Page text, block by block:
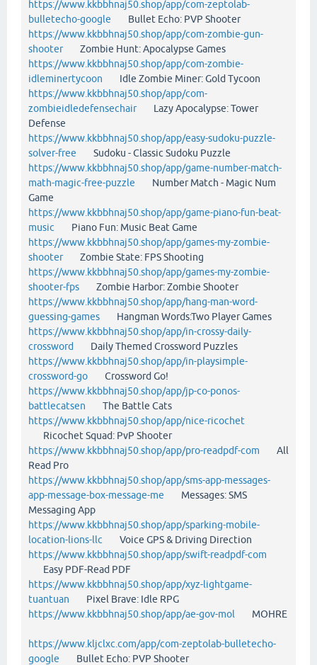
https://www.kkbbhnaj50.shop/app/com-zeptolab-
bulletecho-google Bullet Echo: PVP Shooter
https://www.kkbbhnaj50.shop/app/com-zombie-gun-
shooterZombie Hunt: Apocalypse Games
https://www.kkbbhnaj50.shop/app/com-zombie-
idleminertycoon Idle Zombie Miner: Gold Tycoon
https://www.kkbbhnaj50.shop/app/com-
zombieidledefensechairLazy Apocalypse: Tower
Defense
https://www.kkbbhnaj50.shop/app/easy-sudoku-puzzle-
solver-free Sudoku - Classic Sudoku Puzzle
https://www.kkbbhnaj50.shop/app/game-number-match-
math-magic-free-puzzle Number Match - Magic Num
Game
https://www.kkbbhnaj50.shop/app/game-piano-fun-beat-
music Piano Fun: Music Beat Game
https://www.kkbbhnaj50.shop/app/games-my-zombie-
shooterZombie State: FPS Shooting
https://www.kkbbhnaj50.shop/app/games-my-zombie-
shooter-fps Zombie Harbor: Zombie Shooter
https://www.kkbbhnaj50.shop/app/hang-man-word-
guessing-games Hangman Words:Two Player Games
https://www.kkbbhnaj50.shop/app/in-crossy-daily-
crossword
Daily Themed Crossword Puzzles
https://www.kkbbhnaj50.shop/app/in-playsimple-
crossword-go Crossword Go!
https://www.kkbbhnaj50.shop/app/jp-co-ponos-
battlecatsen The Battle Cats
https://www.kkbbhnaj50.shop/app/nice-ricochet
Ricochet Squad: PvP Shooter
https://www.kkbbhnaj50.shop/app/pro-readpdf-com All
Read Pro
https://www.kkbbhnaj50.shop/app/sms-app-messages-
app-message-box-message-me Messages: SMS
Messaging App
https://www.kkbbhnaj50.shop/app/sparking-mobile-
location-lions-llc Voice GPS & Driving Direction
https://www.kkbbhnaj50.shop/app/swift-readpdf-com
Easy PDF-Read PDF
https://www.kkbbhnaj50.shop/app/xyz-lightgame-
tuantuan Pixel Brave: Idle RPG
https://www.kkbbhnaj50.shop/app/ae-gov-mol MOHRE
https://www.kljclxc.com/app/com-zeptolab-bulletecho-
google Bullet Echo: PVP Shooter